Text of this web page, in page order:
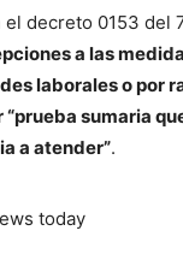
decreto 0153 del
a las
laborales o por
sumaria
a atender”.
today